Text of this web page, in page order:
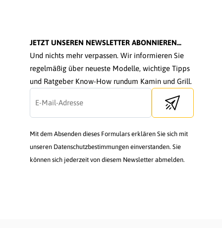
JETZT UNSEREN NEWSLETTER ABONNIEREN...
Und nichts mehr verpassen. Wir informieren Sie
regelmäßig über neueste Modelle, wichtige Tipps
und Ratgeber Know-How rundum Kamin und Grill.
Send newsletter
Mit dem Absenden dieses Formulars erklären Sie sich mit
unseren Datenschutzbestimmungen einverstanden. Sie
können sich jederzeit von diesem Newsletter abmelden.